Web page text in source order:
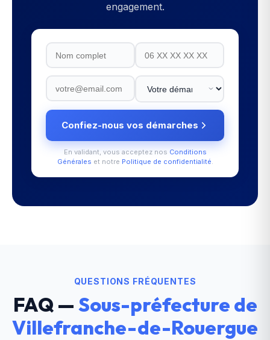
engagement.
Confiez-nous vos démarches
En validant, vous acceptez nos Conditions
Générales et notre Politique de confidentialité.
QUESTIONS FRÉQUENTES
FAQ — Sous-préfecture de
Villefranche-de-Rouergue